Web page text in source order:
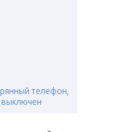
телефон,
выключен